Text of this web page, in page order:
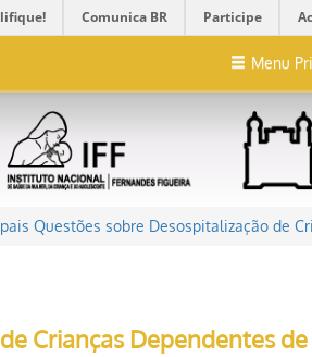
Comunica BR Participe
Menu
Questões sobre Desospitalização de
Crianças Dependentes de